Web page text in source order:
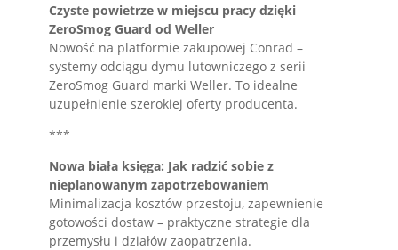
Czyste powietrze w miejscu pracy dzięki
ZeroSmog Guard od Weller
Nowość na platformie zakupowej Conrad –
systemy odciągu dymu lutowniczego z serii
ZeroSmog Guard marki Weller. To idealne
uzupełnienie szerokiej oferty producenta.
***
Nowa biała księga: Jak radzić sobie z
nieplanowanym zapotrzebowaniem
Minimalizacja kosztów przestoju, zapewnienie
gotowości dostaw – praktyczne strategie dla
przemysłu i działów zaopatrzenia.